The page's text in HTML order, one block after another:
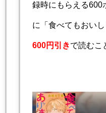
録時にもらえる600
に「食べてもおいし
600円引きで読むこ